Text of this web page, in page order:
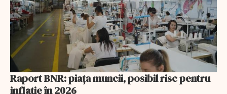
Raport BNR: piața muncii, posibil risc pentru
inflație în 2026